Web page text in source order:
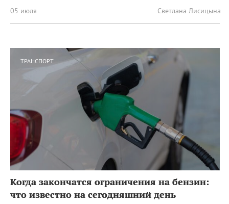
05 июля Светлана Лисицына
ТРАНСПОРТ
Когда закончатся ограничения на бензин:
что известно на сегодняшний день